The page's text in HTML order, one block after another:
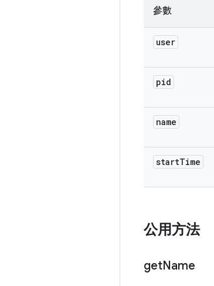
參數
user
pid
name
startTime
公用方法
getName